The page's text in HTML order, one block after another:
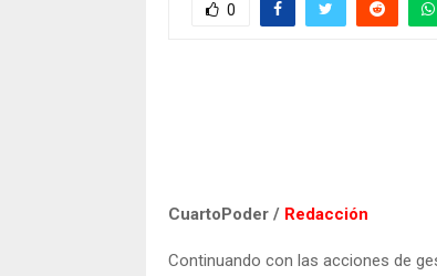
0
CuartoPoder / Redacción
Continuando con las acciones de